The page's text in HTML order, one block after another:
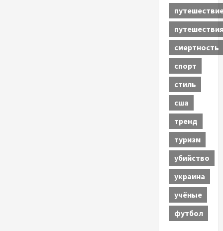
смертность
спорт
стиль
сша
тренд
туризм
убийство
украина
учёные
футбол